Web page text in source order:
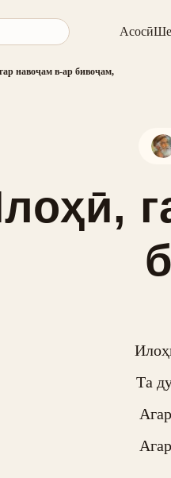
Асосӣ
навоҷам в-ар бивоҷам,
Та